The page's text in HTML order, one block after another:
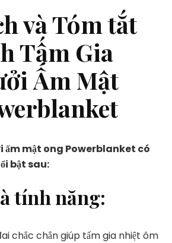
và Tóm tắt
Tấm Gia
Ấm Mật
ấm mật ong Powerblanket có
bật sau:
tính năng:
chắc chắn giúp tấm gia nhiệt ôm